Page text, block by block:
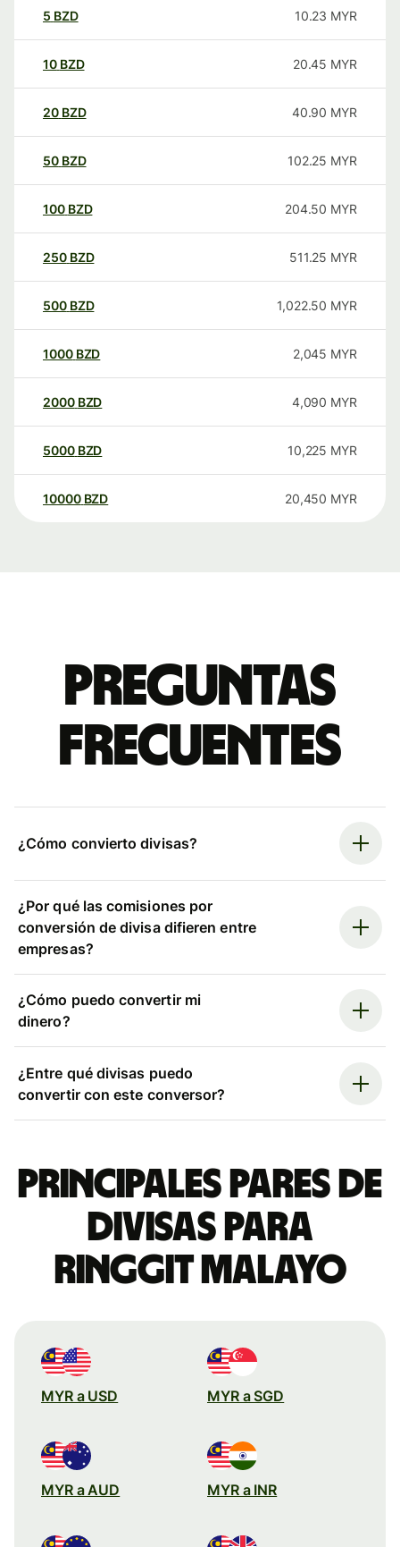
5 BZD 10.23 MYR
10 BZD 20.45 MYR
20 BZD 40.90 MYR
50 BZD 102.25 MYR
100 BZD 204.50 MYR
250 BZD 511.25 MYR
500 BZD 1,022.50 MYR
1000 BZD 2,045 MYR
2000 BZD 4,090 MYR
5000 BZD 10,225 MYR
10000 BZD 20,450 MYR
Preguntas
frecuentes
¿Cómo convierto divisas?
¿Por qué las comisiones por
conversión de divisa difieren entre
empresas?
¿Cómo puedo convertir mi
dinero?
¿Entre qué divisas puedo
convertir con este conversor?
Principales pares de
divisas para
ringgit malayo
MYR a USD MYR a SGD
MYR a AUD MYR a INR